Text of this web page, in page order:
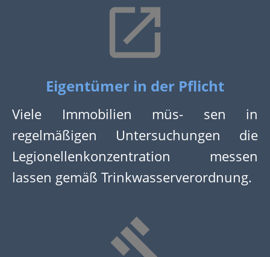
Eigentümer in der Pflicht
Viele Immobilien müs- sen in
regelmäßigen Untersuchungen die
Legionellenkonzentration messen
lassen gemäß Trinkwasserverordnung.